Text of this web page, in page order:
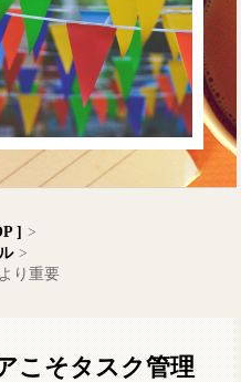
] >
>
り重要
こそタスク管理